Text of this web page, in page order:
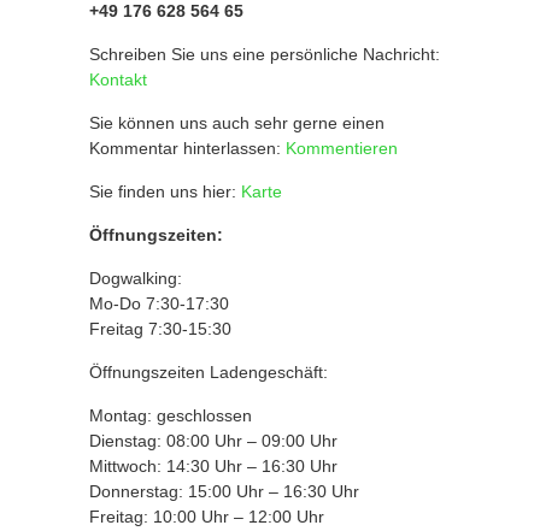
+49 176 628 564 65
Schreiben Sie uns eine persönliche Nachricht:
Kontakt
Sie können uns auch sehr gerne einen
Kommentar hinterlassen: Kommentieren
Sie finden uns hier: Karte
Öffnungszeiten:
Dogwalking:
Mo-Do 7:30-17:30
Freitag 7:30-15:30
Öffnungszeiten Ladengeschäft:
Montag: geschlossen
Dienstag: 08:00 Uhr – 09:00 Uhr
Mittwoch: 14:30 Uhr – 16:30 Uhr
Donnerstag: 15:00 Uhr – 16:30 Uhr
Freitag: 10:00 Uhr – 12:00 Uhr